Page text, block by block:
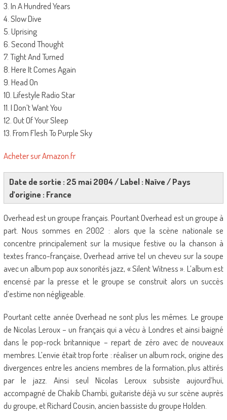
3. In A Hundred Years
4. Slow Dive
5. Uprising
6. Second Thought
7. Tight And Turned
8. Here It Comes Again
9. Head On
10. Lifestyle Radio Star
11. I Don’t Want You
12. Out Of Your Sleep
13. From Flesh To Purple Sky
Acheter sur Amazon.fr
Date de sortie : 25 mai 2004 / Label : Naïve / Pays
d’origine : France
Overhead est un groupe français. Pourtant Overhead est un groupe à
part. Nous sommes en 2002 : alors que la scène nationale se
concentre principalement sur la musique festive ou la chanson à
textes franco-française, Overhead arrive tel un cheveu sur la soupe
avec un album pop aux sonorités jazz, « Silent Witness ». L’album est
encensé par la presse et le groupe se construit alors un succès
d’estime non négligeable.
Pourtant cette année Overhead ne sont plus les mêmes. Le groupe
de Nicolas Leroux – un français qui a vécu à Londres et ainsi baigné
dans le pop-rock britannique – repart de zéro avec de nouveaux
membres. L’envie était trop forte : réaliser un album rock, origine des
divergences entre les anciens membres de la formation, plus attirés
par le jazz. Ainsi seul Nicolas Leroux subsiste aujourd’hui,
accompagné de Chakib Chambi, guitariste déjà vu sur scène auprès
du groupe, et Richard Cousin, ancien bassiste du groupe Holden.